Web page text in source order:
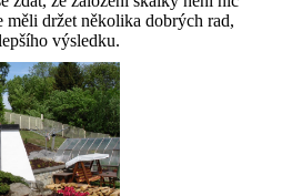
měli držet několika dobrých rad,
výsledku.